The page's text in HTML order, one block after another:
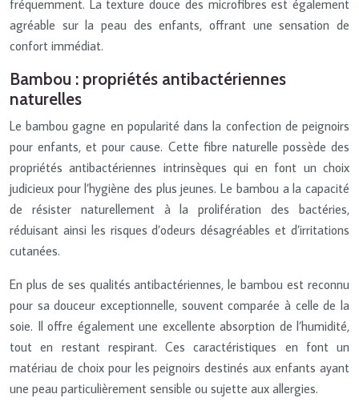
fréquemment. La texture douce des microfibres est également
agréable sur la peau des enfants, offrant une sensation de
confort immédiat.
Bambou : propriétés antibactériennes
naturelles
Le bambou gagne en popularité dans la confection de peignoirs
pour enfants, et pour cause. Cette fibre naturelle possède des
propriétés antibactériennes intrinsèques qui en font un choix
judicieux pour l’hygiène des plus jeunes. Le bambou a la capacité
de résister naturellement à la prolifération des bactéries,
réduisant ainsi les risques d’odeurs désagréables et d’irritations
cutanées.
En plus de ses qualités antibactériennes, le bambou est reconnu
pour sa douceur exceptionnelle, souvent comparée à celle de la
soie. Il offre également une excellente absorption de l’humidité,
tout en restant respirant. Ces caractéristiques en font un
matériau de choix pour les peignoirs destinés aux enfants ayant
une peau particulièrement sensible ou sujette aux allergies.